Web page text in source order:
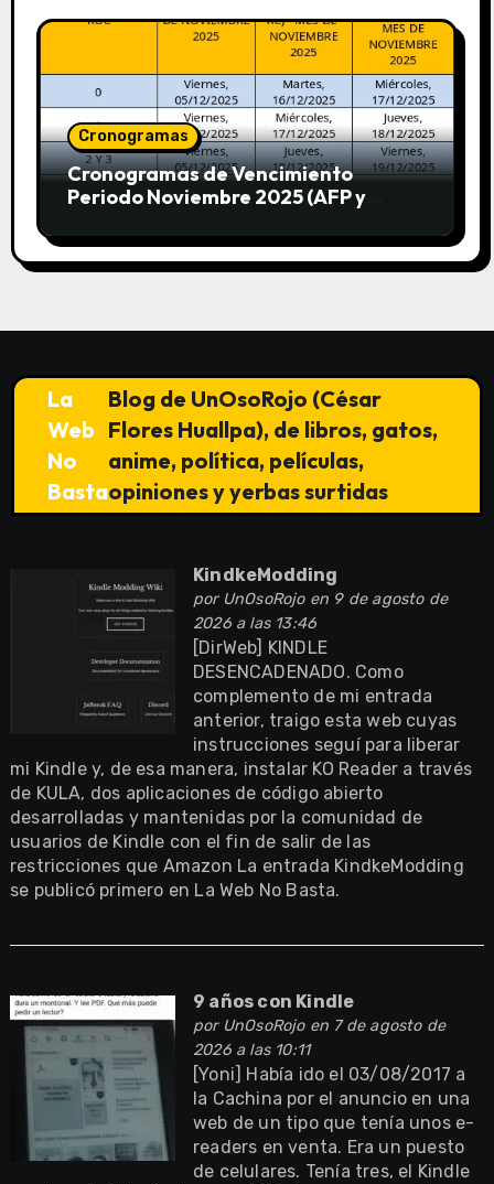
Cronogramas
Cronogramas de Vencimiento
Periodo Noviembre 2025 (AFP y
La
Web
No
Basta
Blog de UnOsoRojo (César
Flores Huallpa), de libros, gatos,
anime, política, películas,
opiniones y yerbas surtidas
KindkeModding
por UnOsoRojoen 9 de agosto de
2026 a las 13:46
[DirWeb] KINDLE
DESENCADENADO. Como
complemento de mi entrada
anterior, traigo esta web cuyas
instrucciones seguí para liberar
mi Kindle y, de esa manera, instalar KO Reader a través
de KULA, dos aplicaciones de código abierto
desarrolladas y mantenidas por la comunidad de
usuarios de Kindle con el fin de salir de las
restricciones que Amazon La entrada KindkeModding
se publicó primero en La Web No Basta.
9 años con Kindle
por UnOsoRojoen 7 de agosto de
2026 a las 10:11
[Yoni] Había ido el 03/08/2017 a
la Cachina por el anuncio en una
web de un tipo que tenía unos e-
readers en venta. Era un puesto
de celulares. Tenía tres, el Kindle